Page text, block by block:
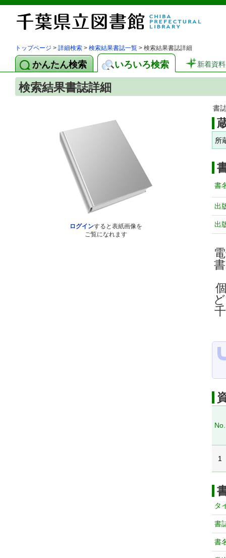
トップページ > 詳細検索 > 検索結果書誌一覧 > 検索結果書誌詳細
かんたん検索 いろいろ検索 新着資料
検索結果書誌詳細
ログインすると表紙画像を
ご覧になれます
書
所
書
出
出
No.
1
タ
書
書